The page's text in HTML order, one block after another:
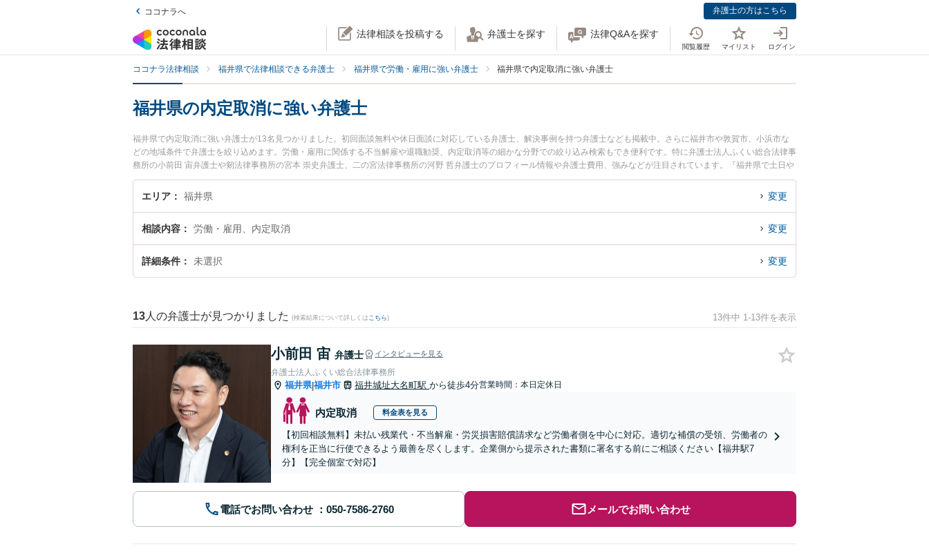
ココナラへ 弁護士の方はこちら
法律相談を投稿する 弁護士を探す 法律Q&Aを探す
閲覧履歴 マイリスト ログイン
ココナラ法律相談 福井県で法律相談できる弁護士 福井県で労働・雇用に強い弁護士 福井県で内定取消に強い弁護士
福井県の内定取消に強い弁護士
福井県で内定取消に強い弁護士が13名見つかりました。初回面談無料や休日面談に対応している弁護士、解決事例を持つ弁護士なども掲載中。さらに福井市や敦賀市、小浜市な
どの地域条件で弁護士を絞り込めます。労働・雇用に関係する不当解雇や退職勧奨、内定取消等の細かな分野での絞り込み検索もでき便利です。特に弁護士法人ふくい総合法律事
務所の小前田 宙弁護士や剱法律事務所の宮本 崇史弁護士、二の宮法律事務所の河野 哲弁護士のプロフィール情報や弁護士費用、強みなどが注目されています。『福井県で土日や
夜間に発生した内定取消のトラブルを今すぐに弁護士に相談したい』『内定取消のトラブル解決の実績豊富な近くの弁護士を検索したい』『初回相談無料で内定取消を法律相談で
きる福井県内の弁護士に相談予約したい』などでお困りの相談者さんにおすすめです。
エリア 福井県 変更
相談内容 労働・雇用、内定取消 変更
詳細条件 未選択 変更
13 人の弁護士が見つかりました (検索結果について詳しくは こちら) 13件中 1-13件を表示
小前田 宙 弁護士 インタビューを見る
弁護士法人ふくい総合法律事務所
福井県|福井市 福井城址大名町駅 から徒歩4分営業時間：本日定休日
内定取消 料金表を見る
【初回相談無料】未払い残業代・不当解雇・労災損害賠償請求など労働者側を中心に対応。適切な補償の受領、労働者の
権利を正当に行使できるよう最善を尽くします。企業側から提示された書類に署名する前にご相談ください【福井駅7
分】【完全個室で対応】
電話でお問い合わせ メールでお問い合わせ